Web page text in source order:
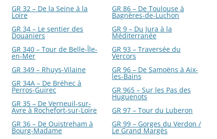
GR 32 – De la Seine à la
Loire
GR 34 – Le sentier des
Douaniers
GR 340 – Tour de Belle-Île-
en-Mer
GR 349 – Rhuys-Vilaine
GR 34A – De Bréhec à
Perros-Guirec
GR 35 – De Verneuil-sur-
Avre à Rochefort-sur-Loire
GR 36 – De Ouistreham à
Bourg-Madame
GR 86 – De Toulouse à
Bagnères-de-Luchon
GR 9 – Du Jura à la
Méditerranée
GR 93 – Traversée du
Vercors
GR 96 – De Samoëns à Aix-
les-Bains
GR 965 – Sur les Pas des
Huguenots
GR 97 – Tour du Luberon
GR 99 – Gorges du Verdon /
Le Grand Margès